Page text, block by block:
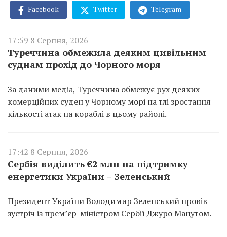
Facebook Twitter Telegram
17:59 8 Серпня, 2026
Туреччина обмежила деяким цивільним
суднам прохід до Чорного моря
За даними медіа, Туреччина обмежує рух деяких
комерційних суден у Чорному морі на тлі зростання
кількості атак на кораблі в цьому районі.
17:42 8 Серпня, 2026
Сербія виділить €2 млн на підтримку
енергетики України – Зеленський
Президент України Володимир Зеленський провів
зустріч із прем’єр-міністром Сербії Джуро Мацутом.